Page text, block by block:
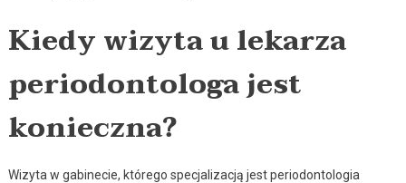
Kiedy wizyta u lekarza
periodontologa jest
konieczna?
Wizyta w gabinecie, którego specjalizacją jest periodontologia